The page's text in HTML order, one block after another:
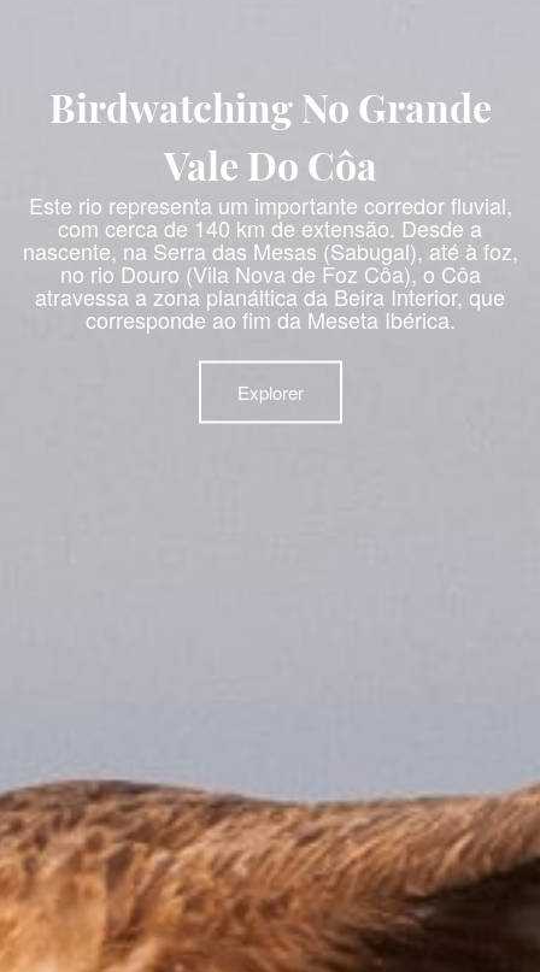
Birdwatching No Grande
Vale Do Côa
Este rio representa um importante corredor fluvial,
com cerca de 140 km de extensão. Desde a
nascente, na Serra das Mesas (Sabugal), até à foz,
no rio Douro (Vila Nova de Foz Côa), o Côa
atravessa a zona planáltica da Beira Interior, que
corresponde ao fim da Meseta Ibérica.
Explorer